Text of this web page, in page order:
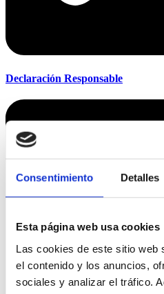
Consentimiento Detalles
Esta página web usa cookies
Las cookies de este sitio web
el contenido y los anuncios,
sociales y analizar el tráfico.
Declaración Responsable